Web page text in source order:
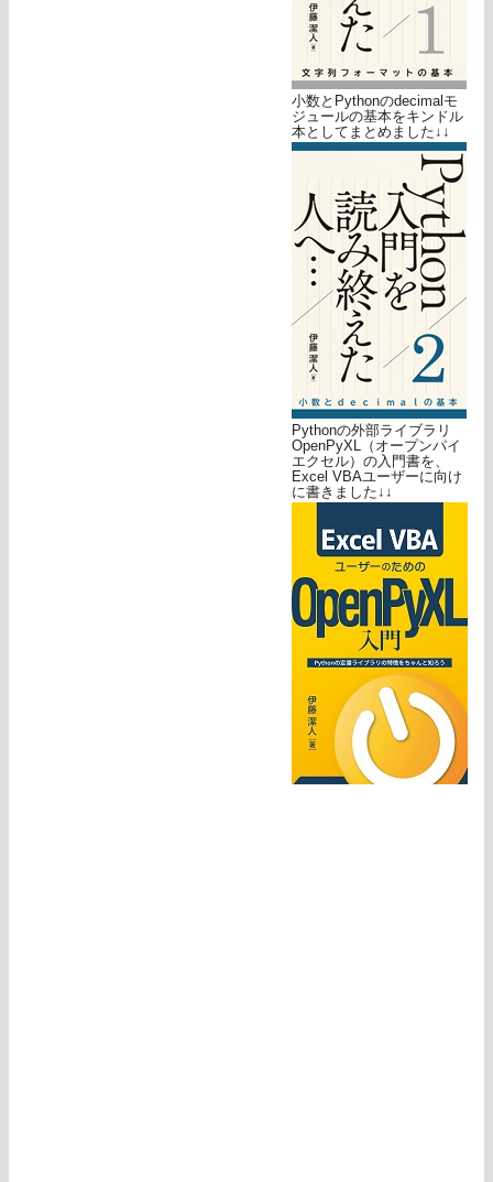
小数とPythonのdecimalモ
ジュールの基本をキンドル
本としてまとめました↓↓
Pythonの外部ライブラリ
OpenPyXL（オープンパイ
エクセル）の入門書を、
Excel VBAユーザーに向け
に書きました↓↓